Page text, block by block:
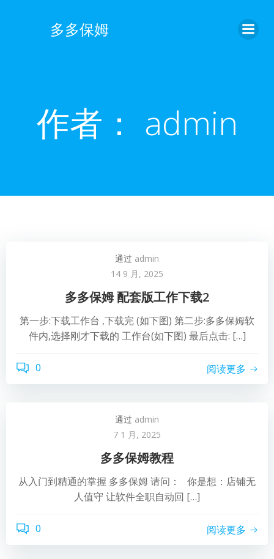
多多保姆
作者： admin
通过 admin
14 9 月, 2025
多多保姆 配套版工作下载2
第一步:下载工作台 ,下载完 (如下图) 第二步:多多保姆软
件内,选择刚才下载的 工作台(如下图) 最后点击: […]
0 阅读更多
通过 admin
7 1 月, 2025
多多保姆教程
从入门到精通的掌握 多多保姆 请问： 你是想：店铺无
人值守 让软件全职自动回 […]
0 阅读更多